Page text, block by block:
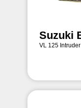
Suzuki
VL 125